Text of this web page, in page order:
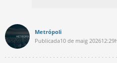
Metrópoli
Publicada10 de maig 202612:29h